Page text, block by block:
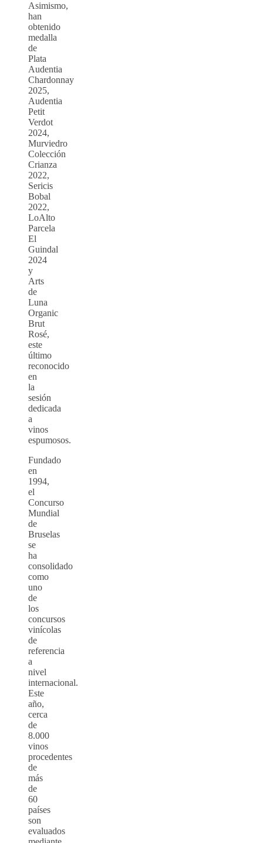
Asimismo,
han
obtenido
medalla
de
Plata
Audentia
Chardonnay
2025,
Audentia
Petit
Verdot
2024,
Murviedro
Colección
Crianza
2022,
Sericis
Bobal
2022,
LoAlto
Parcela
El
Guindal
2024
y
Arts
de
Luna
Organic
Brut
Rosé,
este
último
reconocido
en
la
sesión
dedicada
a
vinos
espumosos.
Fundado
en
1994,
el
Concurso
Mundial
de
Bruselas
se
ha
consolidado
como
uno
de
los
concursos
vinícolas
de
referencia
a
nivel
internacional.
Este
año,
cerca
de
8.000
vinos
procedentes
de
más
de
60
países
son
evaluados